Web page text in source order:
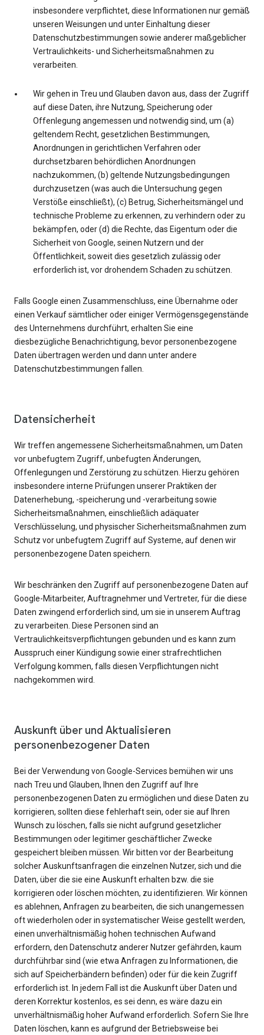
insbesondere verpflichtet, diese Informationen nur gemäß
unseren Weisungen und unter Einhaltung dieser
Datenschutzbestimmungen sowie anderer maßgeblicher
Vertraulichkeits- und Sicherheitsmaßnahmen zu
verarbeiten.
Wir gehen in Treu und Glauben davon aus, dass der Zugriff
auf diese Daten, ihre Nutzung, Speicherung oder
Offenlegung angemessen und notwendig sind, um (a)
geltendem Recht, gesetzlichen Bestimmungen,
Anordnungen in gerichtlichen Verfahren oder
durchsetzbaren behördlichen Anordnungen
nachzukommen, (b) geltende Nutzungsbedingungen
durchzusetzen (was auch die Untersuchung gegen
Verstöße einschließt), (c) Betrug, Sicherheitsmängel und
technische Probleme zu erkennen, zu verhindern oder zu
bekämpfen, oder (d) die Rechte, das Eigentum oder die
Sicherheit von Google, seinen Nutzern und der
Öffentlichkeit, soweit dies gesetzlich zulässig oder
erforderlich ist, vor drohendem Schaden zu schützen.
Falls Google einen Zusammenschluss, eine Übernahme oder
einen Verkauf sämtlicher oder einiger Vermögensgegenstände
des Unternehmens durchführt, erhalten Sie eine
diesbezügliche Benachrichtigung, bevor personenbezogene
Daten übertragen werden und dann unter andere
Datenschutzbestimmungen fallen.
Datensicherheit
Wir treffen angemessene Sicherheitsmaßnahmen, um Daten
vor unbefugtem Zugriff, unbefugten Änderungen,
Offenlegungen und Zerstörung zu schützen. Hierzu gehören
insbesondere interne Prüfungen unserer Praktiken der
Datenerhebung, -speicherung und -verarbeitung sowie
Sicherheitsmaßnahmen, einschließlich adäquater
Verschlüsselung, und physischer Sicherheitsmaßnahmen zum
Schutz vor unbefugtem Zugriff auf Systeme, auf denen wir
personenbezogene Daten speichern.
Wir beschränken den Zugriff auf personenbezogene Daten auf
Google-Mitarbeiter, Auftragnehmer und Vertreter, für die diese
Daten zwingend erforderlich sind, um sie in unserem Auftrag
zu verarbeiten. Diese Personen sind an
Vertraulichkeitsverpflichtungen gebunden und es kann zum
Ausspruch einer Kündigung sowie einer strafrechtlichen
Verfolgung kommen, falls diesen Verpflichtungen nicht
nachgekommen wird.
Auskunft über und Aktualisieren
personenbezogener Daten
Bei der Verwendung von Google-Services bemühen wir uns
nach Treu und Glauben, Ihnen den Zugriff auf Ihre
personenbezogenen Daten zu ermöglichen und diese Daten zu
korrigieren, sollten diese fehlerhaft sein, oder sie auf Ihren
Wunsch zu löschen, falls sie nicht aufgrund gesetzlicher
Bestimmungen oder legitimer geschäftlicher Zwecke
gespeichert bleiben müssen. Wir bitten vor der Bearbeitung
solcher Auskunftsanfragen die einzelnen Nutzer, sich und die
Daten, über die sie eine Auskunft erhalten bzw. die sie
korrigieren oder löschen möchten, zu identifizieren. Wir können
es ablehnen, Anfragen zu bearbeiten, die sich unangemessen
oft wiederholen oder in systematischer Weise gestellt werden,
einen unverhältnismäßig hohen technischen Aufwand
erfordern, den Datenschutz anderer Nutzer gefährden, kaum
durchführbar sind (wie etwa Anfragen zu Informationen, die
sich auf Speicherbändern befinden) oder für die kein Zugriff
erforderlich ist. In jedem Fall ist die Auskunft über Daten und
deren Korrektur kostenlos, es sei denn, es wäre dazu ein
unverhältnismäßig hoher Aufwand erforderlich. Sofern Sie Ihre
Daten löschen, kann es aufgrund der Betriebsweise bei